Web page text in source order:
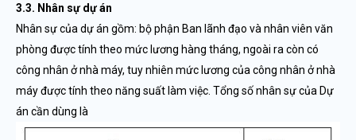
3.3. Nhân sự dự án
Nhân sự của dự án gồm: bộ phận Ban lãnh đạo và nhân viên văn
phòng được tính theo mức lương hàng tháng, ngoài ra còn có
công nhân ở nhà máy, tuy nhiên mức lương của công nhân ở nhà
máy được tính theo năng suất làm việc. Tổng số nhân sự của Dự
án cần dùng là